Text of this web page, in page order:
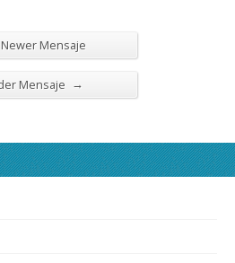
Newer Mensaje
Mensaje →